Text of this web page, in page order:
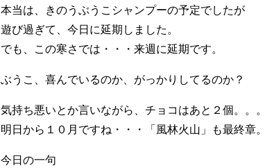
本当は、きのうぶうこシャンプーの予定でしたが
遊び過ぎて、今日に延期しました。
でも、この寒さでは・・・来週に延期です。
ぶうこ、喜んでいるのか、がっかりしてるのか？
気持ち悪いとか言いながら、チョコはあと２個。。。
明日から１０月ですね・・・「風林火山」も最終章。
今日の一句